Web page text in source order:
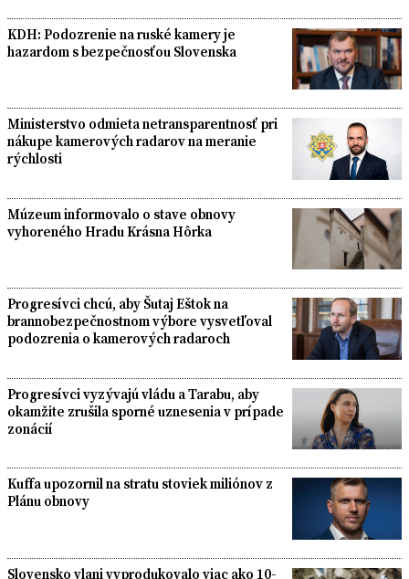
KDH: Podozrenie na ruské kamery je
hazardom s bezpečnosťou Slovenska
Ministerstvo odmieta netransparentnosť pri
nákupe kamerových radarov na meranie
rýchlosti
Múzeum informovalo o stave obnovy
vyhoreného Hradu Krásna Hôrka
Progresívci chcú, aby Šutaj Eštok na
brannobezpečnostnom výbore vysvetľoval
podozrenia o kamerových radaroch
Progresívci vyzývajú vládu a Tarabu, aby
okamžite zrušila sporné uznesenia v prípade
zonácií
Kuffa upozornil na stratu stoviek miliónov z
Plánu obnovy
Slovensko vlani vyprodukovalo viac ako 10-